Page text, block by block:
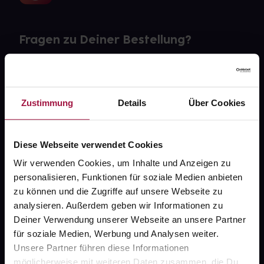
Zustimmung Details Über Cookies
Diese Webseite verwendet Cookies
Wir verwenden Cookies, um Inhalte und Anzeigen zu
personalisieren, Funktionen für soziale Medien anbieten
zu können und die Zugriffe auf unsere Webseite zu
analysieren. Außerdem geben wir Informationen zu
Deiner Verwendung unserer Webseite an unsere Partner
für soziale Medien, Werbung und Analysen weiter.
Unsere Partner führen diese Informationen
Fragen zu Deiner Bestellung?
Über uns
Karriere